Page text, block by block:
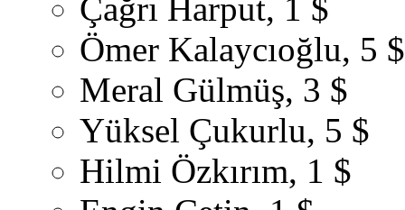
Çağrı Harput, 1 $
Ömer Kalaycıoğlu, 5 $
Meral Gülmüş, 3 $
Yüksel Çukurlu, 5 $
Hilmi Özkırım, 1 $